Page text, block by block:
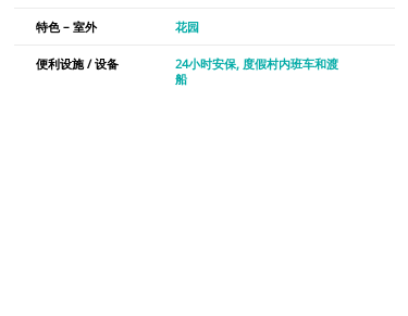
特色 – 室外 花园
便利设施 / 设备 24小时安保 度假村内班车和渡
船